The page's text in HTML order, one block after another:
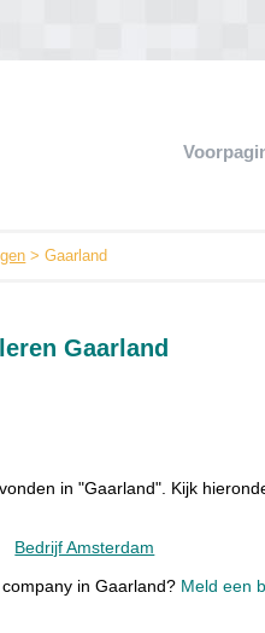
> Gaarland
Gaarland
in "Gaarland". Kijk
Bedrijf Amsterdam
in Gaarland? Meld een